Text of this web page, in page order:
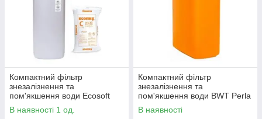
Компактний фільтр
знезалізнення та
пом'якшення води Ecosoft
Titanium Gold 250
В наявності 1 од.
Компактний фільтр
знезалізнення та
пом'якшення води BWT Perla
Silk Ecomix
В наявності